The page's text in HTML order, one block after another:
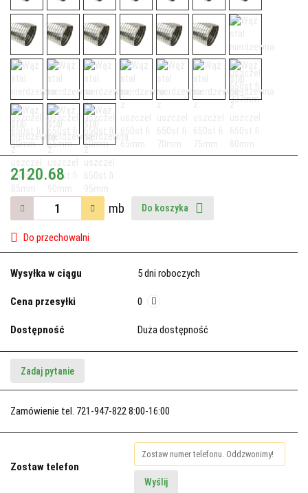
2120.68
mb Do koszyka
Do przechowalni
Wysyłka w ciągu 5 dni roboczych
Cena przesyłki 0
Dostępność Duża dostępność
Zadaj pytanie
Zamówienie tel. 721-947-822 8:00-16:00
Zostaw telefon
Wyślij